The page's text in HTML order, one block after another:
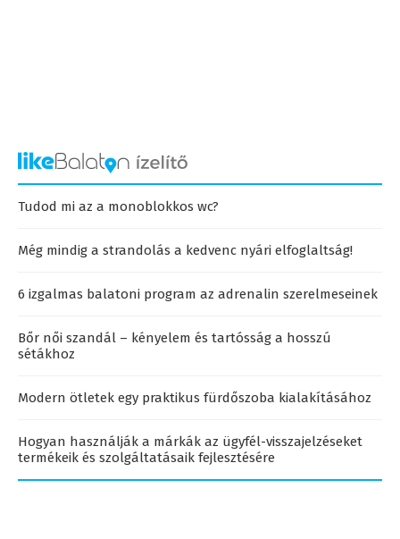
Tudod mi az a monoblokkos wc?
Még mindig a strandolás a kedvenc nyári elfoglaltság!
6 izgalmas balatoni program az adrenalin szerelmeseinek
Bőr női szandál – kényelem és tartósság a hosszú
sétákhoz
Modern ötletek egy praktikus fürdőszoba kialakításához
Hogyan használják a márkák az ügyfél-visszajelzéseket
termékeik és szolgáltatásaik fejlesztésére